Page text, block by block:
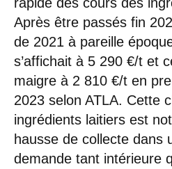
Après être passés fin
de 2021 à pareille
s’affichait à 5 290 €/t et
maigre à 2 810 €/t en
2023 selon ATLA. Cette
ingrédients laitiers est
hausse de collecte dans
demande tant intérieure